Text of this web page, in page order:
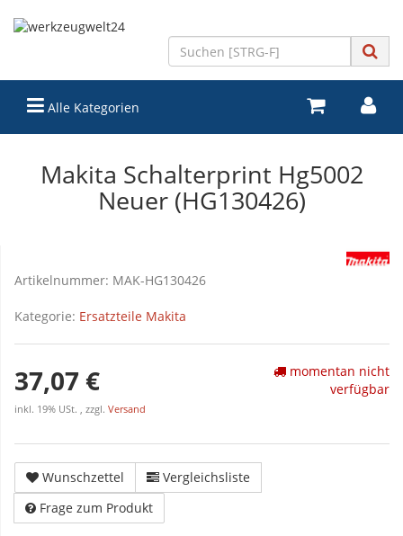
Alle Kategorien
Makita Schalterprint Hg5002
Neuer (HG130426)
Artikelnummer: MAK-HG130426
Kategorie: Ersatzteile Makita
37,07 €
inkl. 19% USt. , zzgl. Versand
momentan nicht
verfügbar
Wunschzettel
Vergleichsliste
Frage zum Produkt